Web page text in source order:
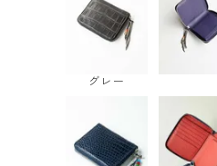
グレー